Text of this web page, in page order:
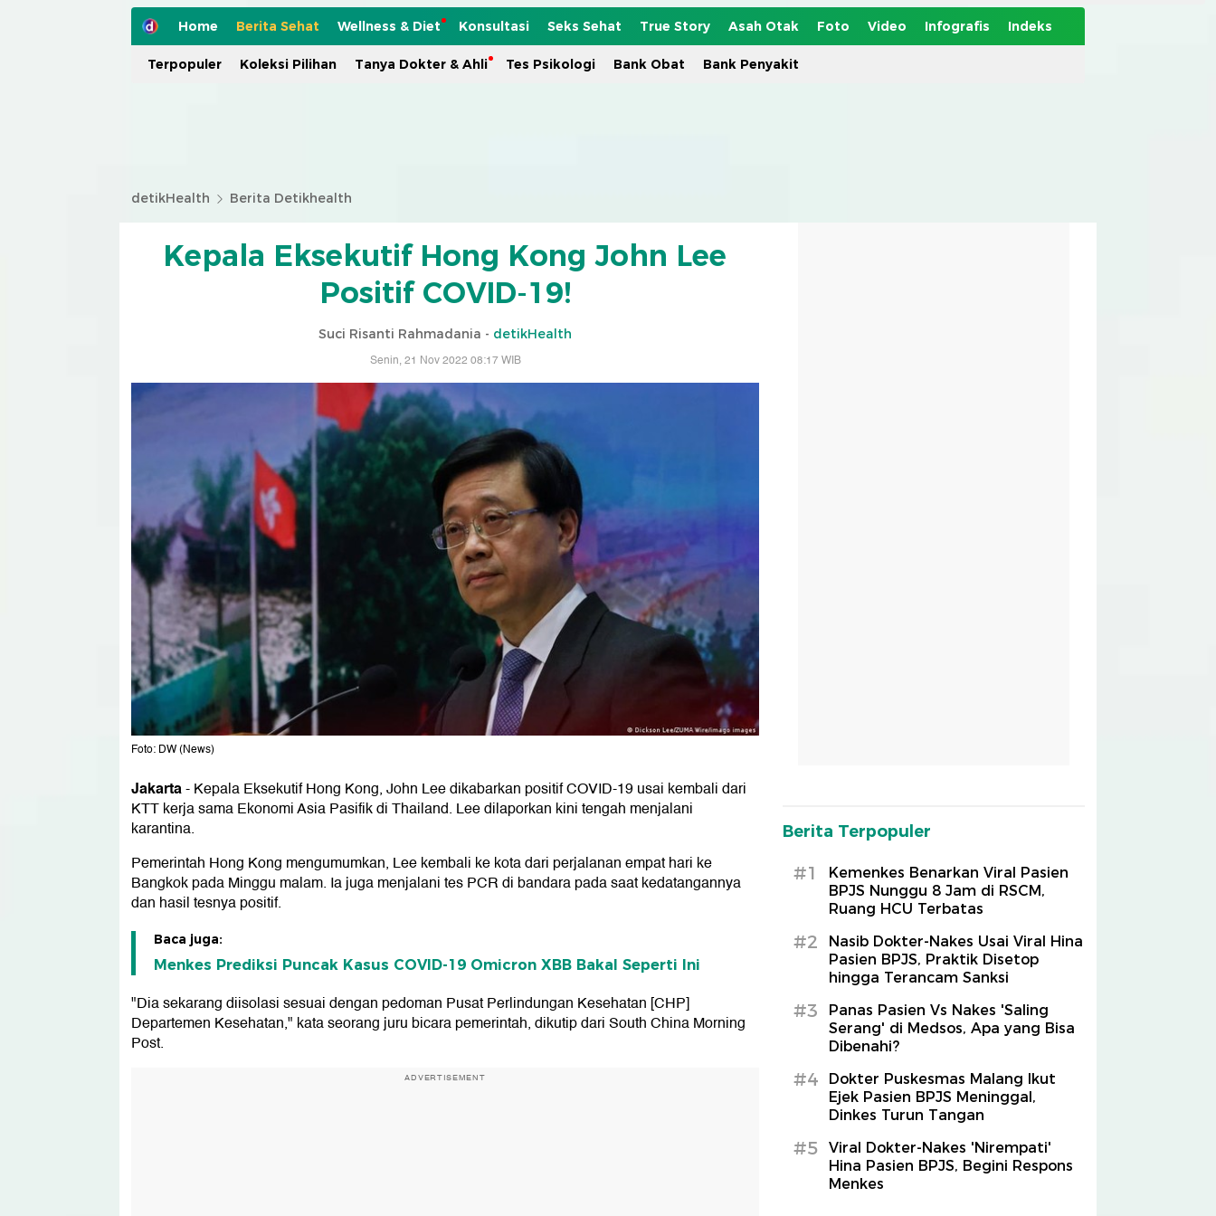
Home Berita Sehat Wellness & Diet Konsultasi Seks Sehat True Story Asah Otak Foto Video Infografis Indeks
Terpopuler Koleksi Pilihan Tanya Dokter & Ahli Tes Psikologi Bank Obat Bank Penyakit
detikHealth Berita Detikhealth
Kepala Eksekutif Hong Kong John Lee
Positif COVID-19!
Suci Risanti Rahmadania - detikHealth
Senin, 21 Nov 2022 08:17 WIB
Foto: DW (News)
Jakarta-Kepala Eksekutif Hong Kong, John Lee dikabarkan positif COVID-19 usai kembali dari
KTT kerja sama Ekonomi Asia Pasifik di Thailand. Lee dilaporkan kini tengah menjalani
karantina.
Pemerintah Hong Kong mengumumkan, Lee kembali ke kota dari perjalanan empat hari ke
Bangkok pada Minggu malam. Ia juga menjalani tes PCR di bandara pada saat kedatangannya
dan hasil tesnya positif.
Baca juga:
Menkes Prediksi Puncak Kasus COVID-19 Omicron XBB Bakal Seperti Ini
"Dia sekarang diisolasi sesuai dengan pedoman Pusat Perlindungan Kesehatan [CHP]
Departemen Kesehatan," kata seorang juru bicara pemerintah, dikutip dari South China Morning
Post.
ADVERTISEMENT
Berita Terpopuler
#1
Kemenkes Benarkan Viral Pasien
BPJS Nunggu 8 Jam di RSCM,
Ruang HCU Terbatas
#2
Nasib Dokter-Nakes Usai Viral Hina
Pasien BPJS, Praktik Disetop
hingga Terancam Sanksi
#3
Panas Pasien Vs Nakes 'Saling
Serang' di Medsos, Apa yang Bisa
Dibenahi?
#4
Dokter Puskesmas Malang Ikut
Ejek Pasien BPJS Meninggal,
Dinkes Turun Tangan
#5
Viral Dokter-Nakes 'Nirempati'
Hina Pasien BPJS, Begini Respons
Menkes